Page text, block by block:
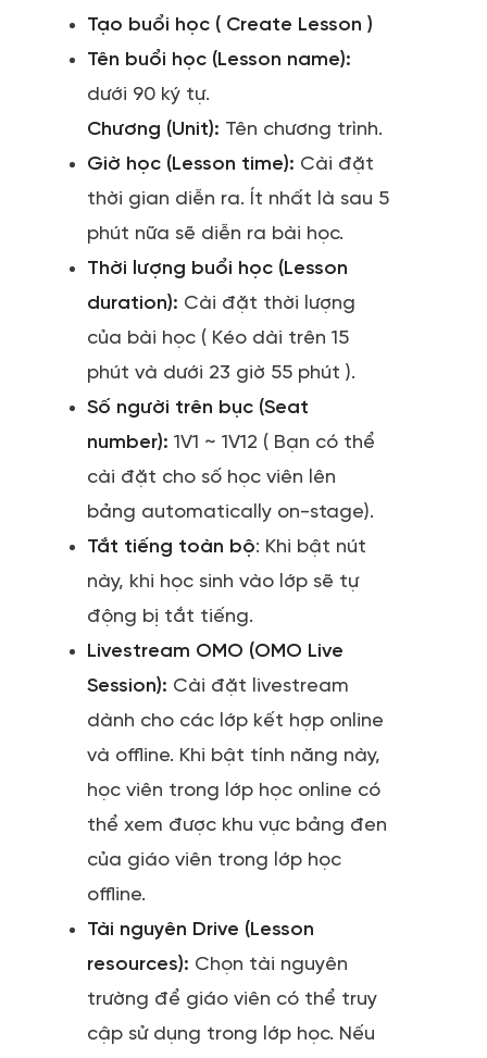
Tạo buổi học ( Create Lesson )
Tên buổi học (Lesson name):
dưới 90 ký tự.
Chương (Unit): Tên chương trình.
Giờ học (Lesson time): Cài đặt
thời gian diễn ra. Ít nhất là sau 5
phút nữa sẽ diễn ra bài học.
Thời lượng buổi học (Lesson
duration): Cài đặt thời lượng
của bài học ( Kéo dài trên 15
phút và dưới 23 giờ 55 phút ).
Số người trên bục (Seat
number): 1V1 ~ 1V12 ( Bạn có thể
cài đặt cho số học viên lên
bảng automatically on-stage).
Tắt tiếng toàn bộ: Khi bật nút
này, khi học sinh vào lớp sẽ tự
động bị tắt tiếng.
Livestream OMO (OMO Live
Session): Cài đặt livestream
dành cho các lớp kết hợp online
và offline. Khi bật tính năng này,
học viên trong lớp học online có
thể xem được khu vực bảng đen
của giáo viên trong lớp học
offline.
Tài nguyên Drive (Lesson
resources): Chọn tài nguyên
trường để giáo viên có thể truy
cập sử dụng trong lớp học. Nếu